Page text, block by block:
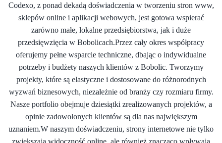
Codexo, z ponad dekadą doświadczenia w tworzeniu stron www,
sklepów online i aplikacji webowych, jest gotowa wspierać
zarówno małe, lokalne przedsiębiorstwa, jak i duże
przedsięwzięcia w Bobolicach.Przez cały okres współpracy
oferujemy pełne wsparcie techniczne, dbając o indywidualne
potrzeby i budżety naszych klientów z Bobolic. Tworzymy
projekty, które są elastyczne i dostosowane do różnorodnych
wyzwań biznesowych, niezależnie od branży czy rozmiaru firmy.
Nasze portfolio obejmuje dziesiątki zrealizowanych projektów, a
opinie zadowolonych klientów są dla nas największym
uznaniem.W naszym doświadczeniu, strony internetowe nie tylko
zwiększają widoczność online, ale również znacząco wpływają